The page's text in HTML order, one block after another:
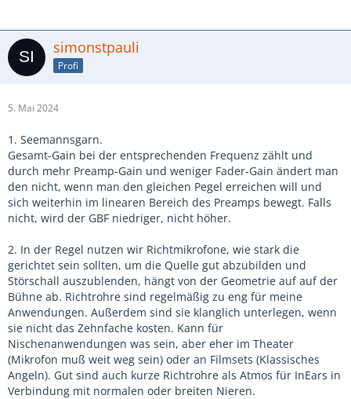
simonstpauli
Profi
5. Mai 2024
1. Seemannsgarn.
Gesamt-Gain bei der entsprechenden Frequenz zählt und
durch mehr Preamp-Gain und weniger Fader-Gain ändert man
den nicht, wenn man den gleichen Pegel erreichen will und
sich weiterhin im linearen Bereich des Preamps bewegt. Falls
nicht, wird der GBF niedriger, nicht höher.
2. In der Regel nutzen wir Richtmikrofone, wie stark die
gerichtet sein sollten, um die Quelle gut abzubilden und
Störschall auszublenden, hängt von der Geometrie auf auf der
Bühne ab. Richtrohre sind regelmäßig zu eng für meine
Anwendungen. Außerdem sind sie klanglich unterlegen, wenn
sie nicht das Zehnfache kosten. Kann für
Nischenanwendungen was sein, aber eher im Theater
(Mikrofon muß weit weg sein) oder an Filmsets (Klassisches
Angeln). Gut sind auch kurze Richtrohre als Atmos für InEars in
Verbindung mit normalen oder breiten Nieren.